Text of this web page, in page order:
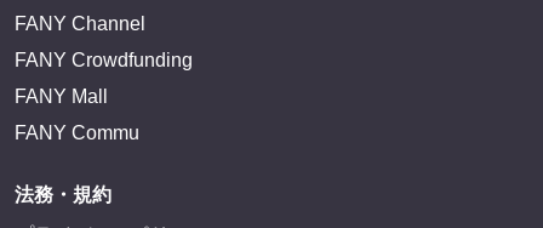
FANY Channel
FANY Crowdfunding
FANY Mall
FANY Commu
法務・規約